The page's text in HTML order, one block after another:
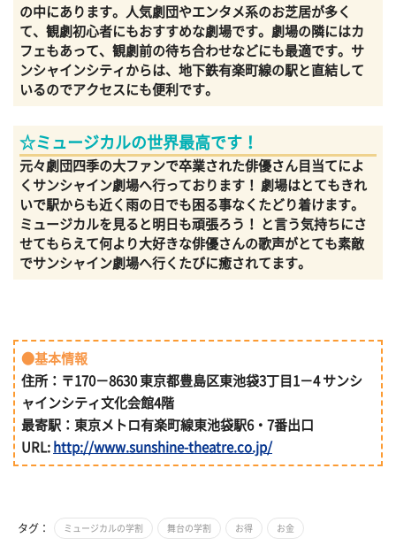
の中にあります。人気劇団やエンタメ系のお芝居が多く
て、観劇初心者にもおすすめな劇場です。劇場の隣にはカ
フェもあって、観劇前の待ち合わせなどにも最適です。サ
ンシャインシティからは、地下鉄有楽町線の駅と直結して
いるのでアクセスにも便利です。
☆ミュージカルの世界最高です！
元々劇団四季の大ファンで卒業された俳優さん目当てによ
くサンシャイン劇場へ行っております！ 劇場はとてもきれ
いで駅からも近く雨の日でも困る事なくたどり着けます。
ミュージカルを見ると明日も頑張ろう！ と言う気持ちにさ
せてもらえて何より大好きな俳優さんの歌声がとても素敵
でサンシャイン劇場へ行くたびに癒されてます。
●基本情報
住所：〒170－8630 東京都豊島区東池袋3丁目1－4 サンシ
ャインシティ文化会館4階
最寄駅：東京メトロ有楽町線東池袋駅6・7番出口
URL: http://www.sunshine-theatre.co.jp/
タグ： ミュージカルの学割 舞台の学割 お得 お金